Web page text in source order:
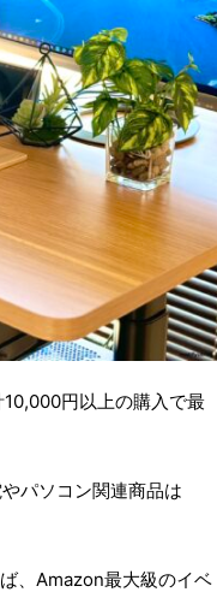
円以上の購入で最
パソコン関連商品は
、Amazon最大級のイベ